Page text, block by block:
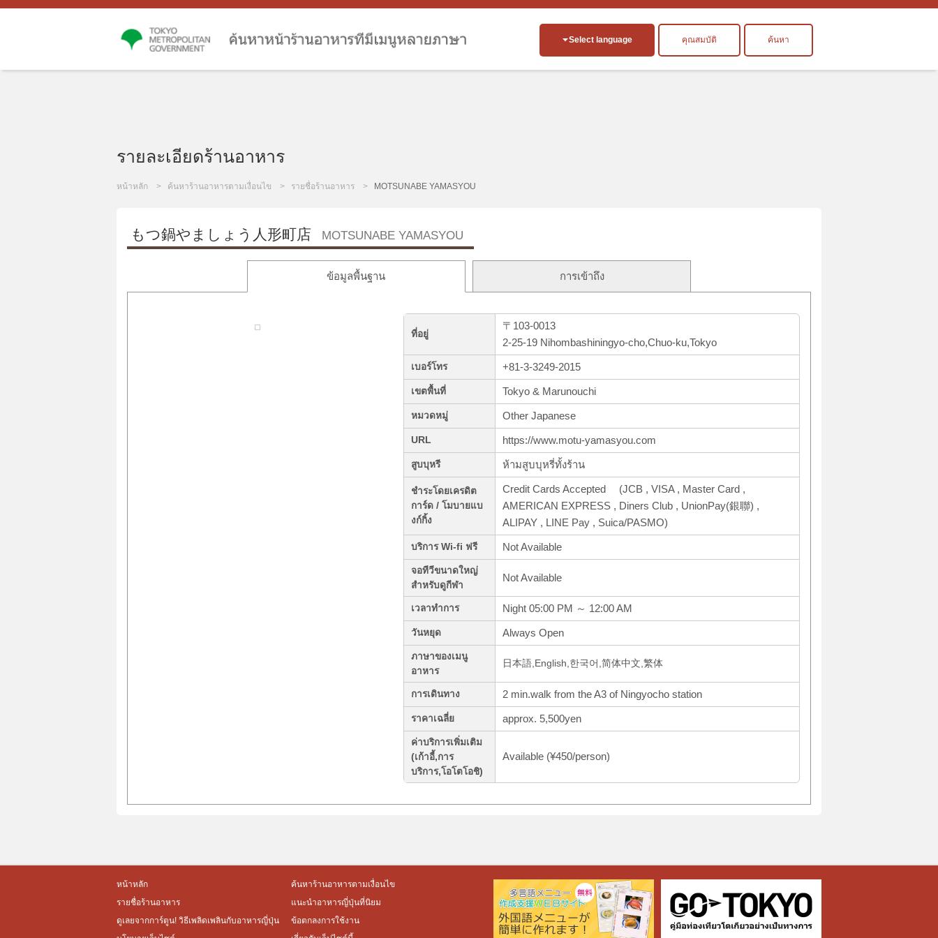
Select language คุณสมบัติ ค้นหา
รายละเอียดร้านอาหาร
หน้าหลัก ค้นหาร้านอาหารตามเงื่อนไข รายชื่อร้านอาหาร MOTSUNABE YAMASYOU
もつ鍋やましょう人形町店 MOTSUNABE YAMASYOU
ข้อมูลพื้นฐาน การเข้าถึง
ที่อยู่
〒103-0013
2-25-19 Nihombashiningyo-cho,Chuo-ku,Tokyo
เบอร์โทร +81-3-3249-2015
เขตพื้นที่ Tokyo & Marunouchi
หมวดหมู่ Other Japanese
URL https://www.motu-yamasyou.com
สูบบุหรี ห้ามสูบบุหรี่ทั้งร้าน
ชำระโดยเครดิต
การ์ด / โมบายแบ
งก์กิ้ง
Credit Cards Accepted (JCB , VISA , Master Card ,
AMERICAN EXPRESS , Diners Club , UnionPay(銀聯) ,
ALIPAY , LINE Pay , Suica/PASMO)
บริการ Wi-fi ฟรี Not Available
จอทีวีขนาดใหญ่
สำหรับดูกีฬา
Not Available
เวลาทำการ Night 05:00 PM ～ 12:00 AM
วันหยุด Always Open
ภาษาของเมนู
อาหาร
日本語,English,한국어,简体中文,繁体
การเดินทาง 2 min.walk from the A3 of Ningyocho station
ราคาเฉลี่ย approx. 5,500yen
ค่าบริการเพิ่มเติม
(เก้าอี้,การ
บริการ,โอโตโอชิ)
Available (¥450/person)
หน้าหลัก
ค้นหาร้านอาหารตามเงื่อนไข
รายชื่อร้านอาหาร
แนะนำอาหารญี่ปุ่นที่นิยม
ดูเลยจากการ์ตูน! วิธีเพลิดเพลินกับอาหารญี่ปุ่น
ข้อตกลงการใช้งาน